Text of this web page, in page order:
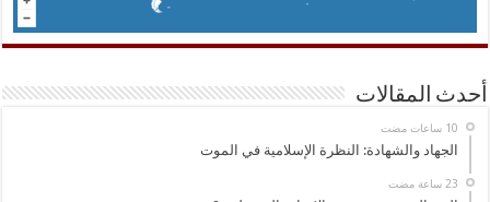
أحدث المقالات
الجهاد والشهادة: النظرة الإسلامية في الموت